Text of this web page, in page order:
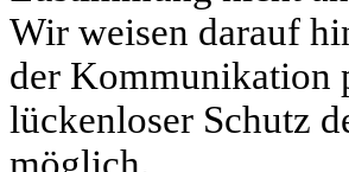
Wir weisen darauf
der Kommunikation
lückenloser Schutz
möglich.